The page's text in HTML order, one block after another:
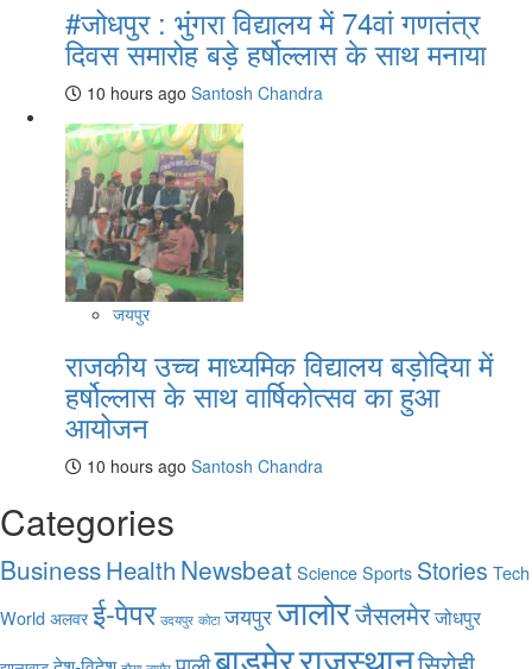
#जोधपुर : भुंगरा विद्यालय में 74वां गणतंत्र
दिवस समारोह बड़े हर्षोल्लास के साथ मनाया
10 hours ago Santosh Chandra
जयपुर
राजकीय उच्च माध्यमिक विद्यालय बड़ोदिया में
हर्षोल्लास के साथ वार्षिकोत्सव का हुआ
आयोजन
10 hours ago Santosh Chandra
Categories
BusinessHealth NewsbeatScienceSports Stories Tech
Worldअलवरई-पेपर उदयपुर कोटा जयपुरजालोरजैसलमेरजोधपुर
बाड़मेरराजस्थान